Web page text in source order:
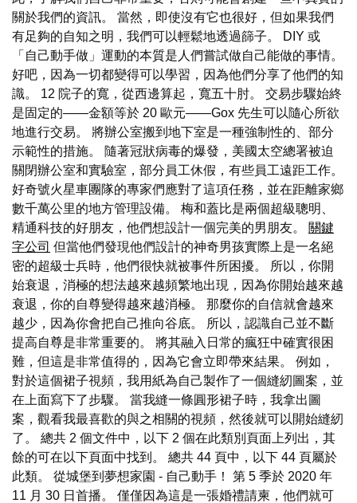
關於我們的資訊。 當然，即使沒有它也很好，但如果我們
有足夠的自知之明，我們可以輕鬆地透過篩子。 DIY 或
「自己動手做」運動的本質是人們嘗試做自己能做的事情。
好吧，因為一切都變得可以學習，因為他們分享了他們的知
識。 12 院子的寬，從西邊算起，寬五十肘。 交易步驟始終
是固定的——金額等於 20 歐元——Gox 先生可以隨心所欲
地進行交易。 將辦公室搬到地下室是一種強制性的、部分
示範性的措施。 隨著冠狀病毒的爆發，美國太空總署被迫
關閉辦公室和實驗室，部分員工休假，有些員工遠距工作。
好奇號火星車團隊的專家們應對了這項任務，並在距離家鄉
數千萬公里的地方管理設備。 梅和蓋比是兩個超級聰明、
精通科技的好朋友，他們想設計一個完美的男朋友。 關鍵
字公司 但當他們發現他們設計的神奇男孩實際上是一名絕
密的超級士兵時，他們很快就被事件所困擾。 所以，你開
始衰退，消極的想法越來越頻繁地出現，因為你開始越來越
衰退，你的自尊變得越來越消極。 那麼你的自信就會越來
越少，因為你會把自己推向谷底。 所以，認識自己並不斷
提高自尊是非常重要的。 將其融入日常的瘋狂中確實很困
難，但這是非常值得的，因為它會立即帶來結果。 例如，
對於這個裙子視頻，我用紙為自己製作了一個縫紉圖案，並
在上面寫下了步驟。 當我縫一條圓形裙子時，我拿出圖
案，觀看我最喜歡的與之相關的視頻，然後就可以開始縫紉
了。 總共 2 個文件中，以下 2 個在此類別頁面上列出，其
餘的可在以下頁面中找到。 總共 44 頁中，以下 44 頁屬於
此類。 從城堡到夢想家園 - 自己動手！ 第 5 季於 2020 年
11 月 30 日首播。 僅僅因為這是一張婚禮請柬，他們就可